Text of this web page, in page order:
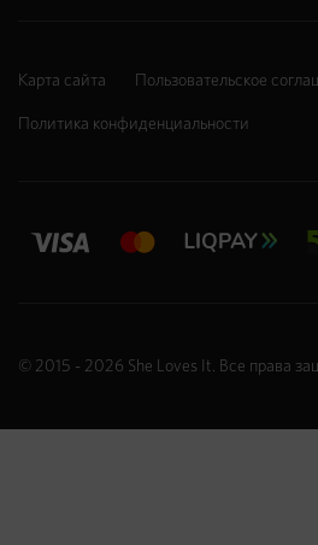
© 2015 - 2026 She Loves It . Все права
Карта сайта Пользовательское
Политика конфиденциальности